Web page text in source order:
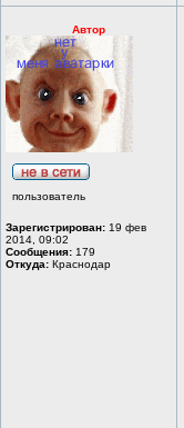
Автор
пользователь
Зарегистрирован: 19 фев
2014, 09:02
Сообщения: 179
Откуда: Краснодар